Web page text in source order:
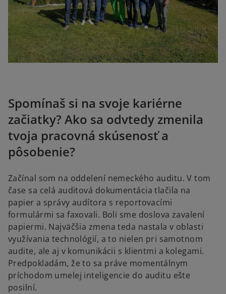
Spomínaš si na svoje kariérne
začiatky? Ako sa odvtedy zmenila
tvoja pracovná skúsenosť a
pôsobenie?
Začínal som na oddelení nemeckého auditu. V tom
čase sa celá auditová dokumentácia tlačila na
papier a správy audítora s reportovacími
formulármi sa faxovali. Boli sme doslova zavalení
papiermi. Najväčšia zmena teda nastala v oblasti
využívania technológií, a to nielen pri samotnom
audite, ale aj v komunikácii s klientmi a kolegami.
Predpokladám, že to sa práve momentálnym
príchodom umelej inteligencie do auditu ešte
posilní.